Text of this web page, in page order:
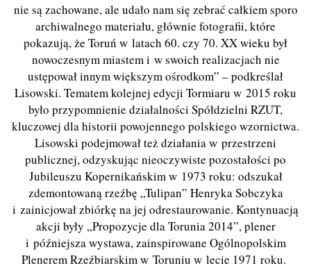
nie są zachowane, ale udało nam się zebrać całkiem sporo
archiwalnego materiału, głównie fotografii, które
pokazują, że Toruń w latach 60. czy 70. XX wieku był
nowoczesnym miastem i w swoich realizacjach nie
ustępował innym większym ośrodkom” – podkreślał
Lisowski. Tematem kolejnej edycji Tormiaru w 2015 roku
było przypomnienie działalności Spółdzielni RZUT,
kluczowej dla historii powojennego polskiego wzornictwa.
Lisowski podejmował też działania w przestrzeni
publicznej, odzyskując nieoczywiste pozostałości po
Jubileuszu Kopernikańskim w 1973 roku: odszukał
zdemontowaną rzeźbę „Tulipan” Henryka Sobczyka
i zainicjował zbiórkę na jej odrestaurowanie. Kontynuacją
akcji były „Propozycje dla Torunia 2014”, plener
i późniejsza wystawa, zainspirowane Ogólnopolskim
Plenerem Rzeźbiarskim w Toruniu w lecie 1971 roku.